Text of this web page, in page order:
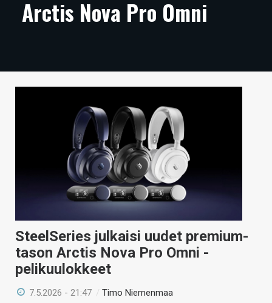
ARTIKKELIT
TECHBBS
HAKU
Arctis Nova Pro Omni
SteelSeries julkaisi uudet premium-
tason Arctis Nova Pro Omni -
pelikuulokkeet
7.5.2026 - 21:47 /Timo Niemenmaa